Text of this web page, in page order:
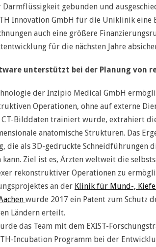
Darmflüssigkeit gebunden und
Innovation GmbH für die Uniklinik eine
auch eine größere
für die nächsten Jahre
unterstützt bei der Planung von
der Inzipio Medical GmbH
Operationen, ohne auf externe
Bilddaten trainiert wurde, extrahiert
anatomische Strukturen. Das
die als 3D-gedruckte Schneidführungen
kann. Ziel ist es, Ärzten weltweit die
rekonstruktiver Operationen zu
an der Klinik für Mund-,
wurde 2017 ein Patent zum Schutz
Ländern erteilt.
das Team mit dem EXIST-
Incubation Programm bei der